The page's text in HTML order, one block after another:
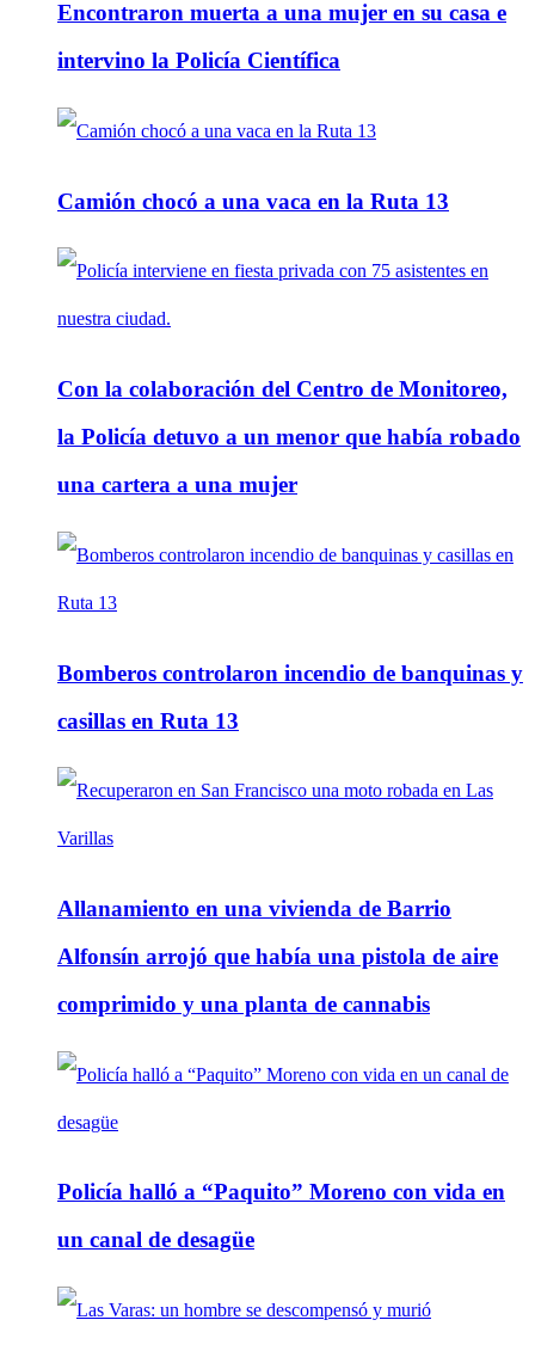
Encontraron muerta a una mujer en su casa e
intervino la Policía Científica
Camión chocó a una vaca en la Ruta 13
Con la colaboración del Centro de Monitoreo,
la Policía detuvo a un menor que había robado
una cartera a una mujer
Bomberos controlaron incendio de banquinas y
casillas en Ruta 13
Allanamiento en una vivienda de Barrio
Alfonsín arrojó que había una pistola de aire
comprimido y una planta de cannabis
Policía halló a “Paquito” Moreno con vida en
un canal de desagüe